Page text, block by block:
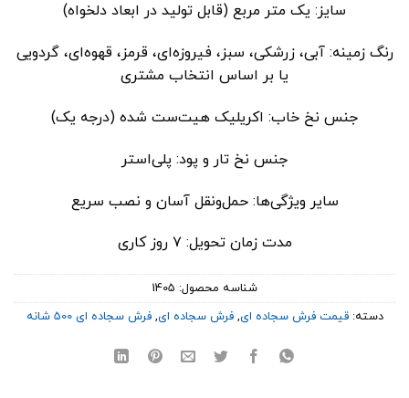
سایز: یک متر مربع (قابل تولید در ابعاد دلخواه)
رنگ زمینه: آبی، زرشکی، سبز، فیروزه‌ای، قرمز، قهوه‌ای، گردویی
یا بر اساس انتخاب مشتری
جنس نخ خاب: اکریلیک هیت‌ست شده (درجه یک)
جنس نخ تار و پود: پلی‌استر
سایر ویژگی‌ها: حمل‌ونقل آسان و نصب سریع
مدت زمان تحویل: ۷ روز کاری
شناسه محصول: 1405
دسته:قیمت فرش سجاده ای,فرش سجاده ای,فرش سجاده ای 500 شانه